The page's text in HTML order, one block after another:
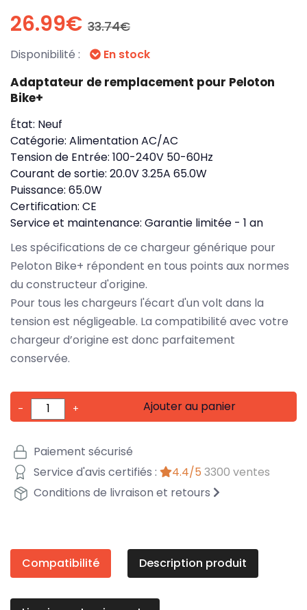
26.99€ 33.74€
Disponibilité : En stock
Adaptateur de remplacement pour Peloton
Bike+
État: Neuf
Catégorie: Alimentation AC/AC
Tension de Entrée: 100-240V 50-60Hz
Courant de sortie: 20.0V 3.25A 65.0W
Puissance: 65.0W
Certification: CE
Service et maintenance: Garantie limitée - 1 an
Les spécifications de ce chargeur générique pour
Peloton Bike+ répondent en tous points aux normes
du constructeur d'origine.
Pour tous les chargeurs l'écart d'un volt dans la
tension est négligeable. La compatibilité avec votre
chargeur d’origine est donc parfaitement
conservée.
- + Ajouter au panier
Paiement sécurisé
Service d'avis certifiés :
4.4/5 3300 ventes
Conditions de livraison et retours
Compatibilité Description produit